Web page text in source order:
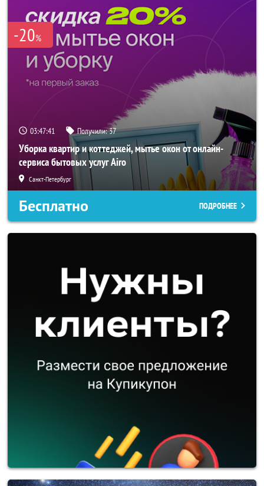
-20%
03:47:40 Получили:37
Уборка квартир и коттеджей, мытье окон от онлайн-
сервиса бытовых услуг Airo
Санкт-Петербург
Бесплатно ПОДРОБНЕЕ